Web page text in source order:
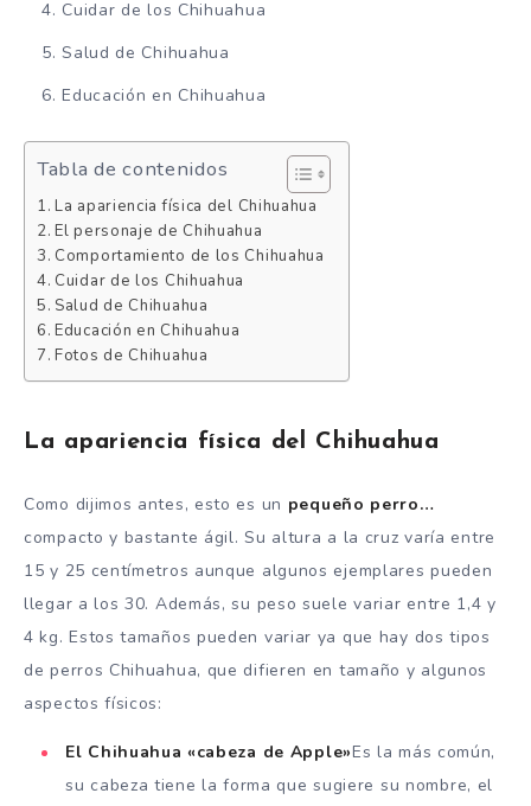
Cuidar de los Chihuahua
Salud de Chihuahua
Educación en Chihuahua
Tabla de contenidos
La apariencia física del Chihuahua
El personaje de Chihuahua
Comportamiento de los Chihuahua
Cuidar de los Chihuahua
Salud de Chihuahua
Educación en Chihuahua
Fotos de Chihuahua
La apariencia física del Chihuahua
Como dijimos antes, esto es un pequeño perro…
compacto y bastante ágil. Su altura a la cruz varía entre
15 y 25 centímetros aunque algunos ejemplares pueden
llegar a los 30. Además, su peso suele variar entre 1,4 y
4 kg. Estos tamaños pueden variar ya que hay dos tipos
de perros Chihuahua, que difieren en tamaño y algunos
aspectos físicos:
El Chihuahua «cabeza de Apple»Es la más común,
su cabeza tiene la forma que sugiere su nombre, el